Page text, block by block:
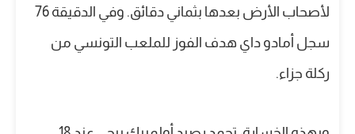
لأصحاب الأرض بعدها بثماني دقائق. وفي الدقيقة 76
سجل أمادو داي هدف الفوز للملعب التونسي من
ركلة جزاء.